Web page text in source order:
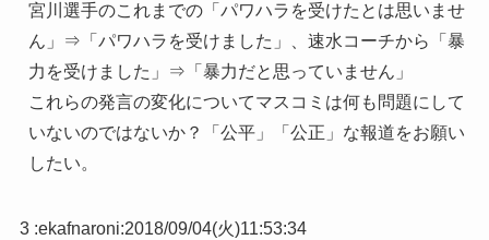
宮川選手のこれまでの「パワハラを受けたとは思いませ
ん」⇒「パワハラを受けました」、速水コーチから「暴
力を受けました」⇒「暴力だと思っていません」
これらの発言の変化についてマスコミは何も問題にして
いないのではないか？「公平」「公正」な報道をお願い
したい。
3 :ekafnaroni:2018/09/04(火)11:53:34